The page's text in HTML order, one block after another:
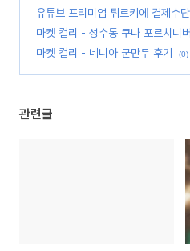
보관함
(0)
유튜브 프리미엄 튀르키에 결제수
SA 불가, VPN연결 필요
(0)
마켓 컬리 - 성수동 쿠나 포르치니
(0)
마켓 컬리 - 네니아 군만두 후기 (0)
관련글